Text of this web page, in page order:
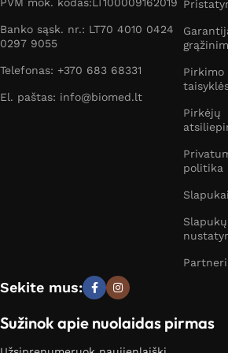
Tokio tipo elektrostimuliatoriai
sutvirtinti raumenis.
Kenčiantiems nuo kojų varikozės,
ligų, bjaurojančių odą, taip pat
. Jie teigiamai
todėl suintensyvėjusi kraujotaka
išsiplėtimą, nesimatys iššokusių
žmogus jausis labiau pasitikintis
Ypač nemaloni problema, apie kurią
kalbėti, bet kurią privaloma spręsti,
skiriamas elektrostimuliatorius
šlapimo pūslės ir išangės raumenis,
lengviau sulaikyti šlapimą. Šio tipo
analinis arba vaginalinis zondas.
Banko sąsk. nr.: LT70 4010 0424
0297 9055
Telefonas: +370 683 68331
El. paštas: info@biomed.lt
Pirkimo
Pirkėjų
politika
Slapukai
Slapukų
Sekite mus:
Sužinok apie nuolaidas pirmas